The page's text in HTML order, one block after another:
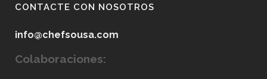
CONTACTE CON NOSOTROS
info@chefsousa.com
Colaboraciones: